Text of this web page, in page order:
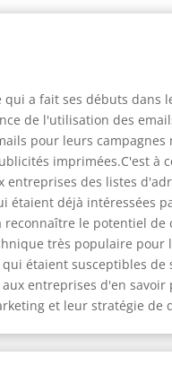
a fait ses débuts
de l'utilisation des
pour leurs
imprimées.C'est
des listes
étaient déjà intéressées
le potentiel
très populaire
étaient susceptibles
entreprises d'en
et leur stratégie de